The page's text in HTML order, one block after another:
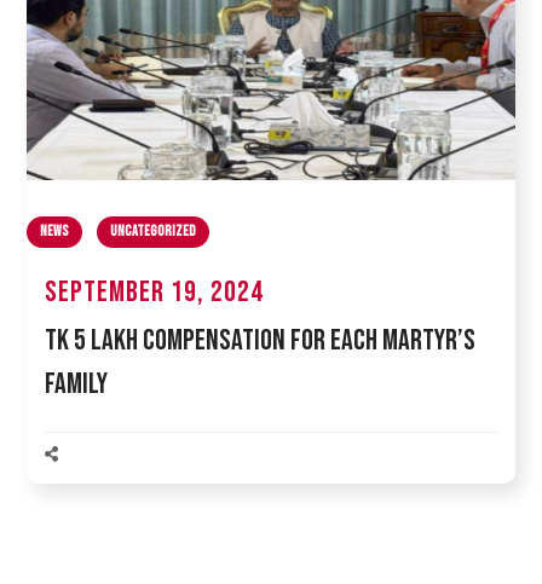
News Uncategorized
September 19, 2024
Tk 5 Lakh Compensation for Each Martyr’s
Family